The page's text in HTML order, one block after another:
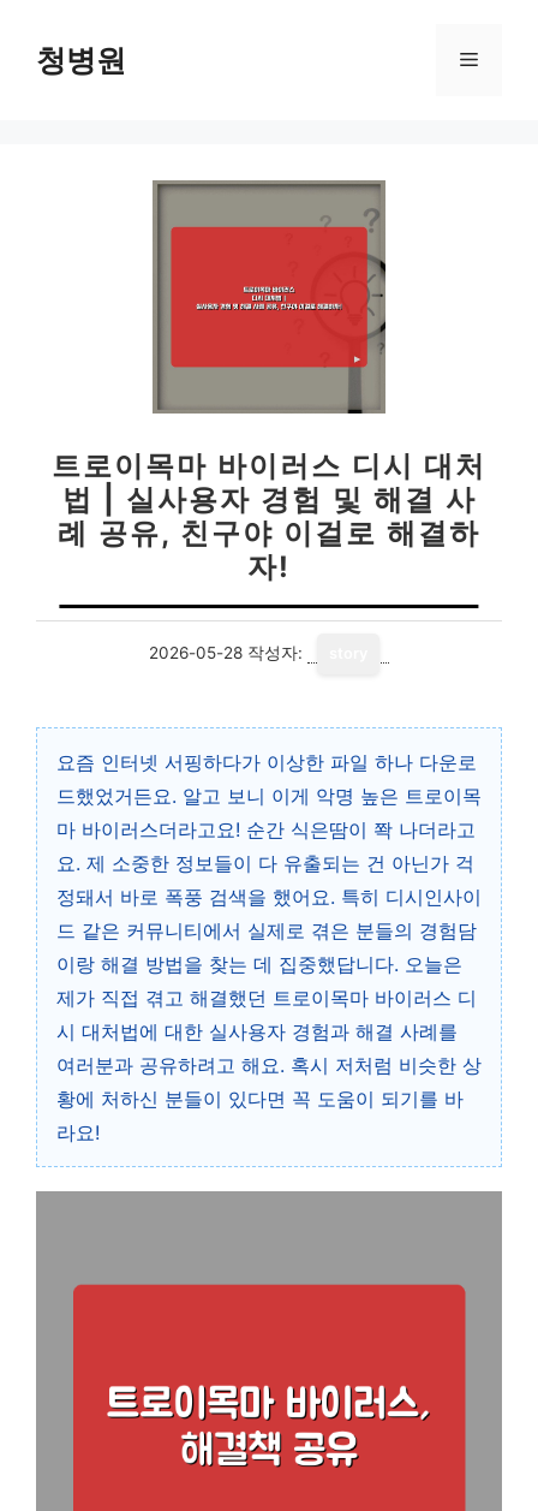
청병원 메
트로이목마 바이러스 디시 대처
법 | 실사용자 경험 및 해결 사
례 공유, 친구야 이걸로 해결하
자!
2026-05-28 작성자:
요즘 인터넷 서핑하다가 이상한 파일 하나 다운로
드했었거든요. 알고 보니 이게 악명 높은 트로이목
마 바이러스더라고요! 순간 식은땀이 쫙 나더라고
요. 제 소중한 정보들이 다 유출되는 건 아닌가 걱
정돼서 바로 폭풍 검색을 했어요. 특히 디시인사이
드 같은 커뮤니티에서 실제로 겪은 분들의 경험담
이랑 해결 방법을 찾는 데 집중했답니다. 오늘은
제가 직접 겪고 해결했던 트로이목마 바이러스 디
시 대처법에 대한 실사용자 경험과 해결 사례를
여러분과 공유하려고 해요. 혹시 저처럼 비슷한 상
황에 처하신 분들이 있다면 꼭 도움이 되기를 바
라요!